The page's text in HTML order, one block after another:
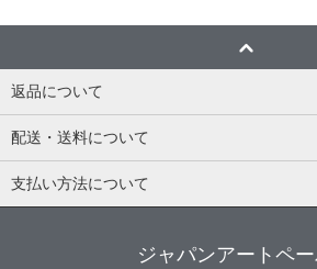
返品について
配送・送料について
支払い方法について
ジャパンアートペ